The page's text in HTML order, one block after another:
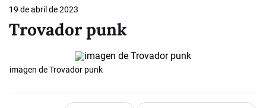
19 de abril de 2023
Trovador punk
imagen de Trovador punk